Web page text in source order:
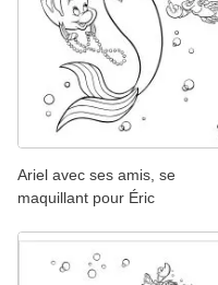
Ariel avec ses amis, se
maquillant pour Éric